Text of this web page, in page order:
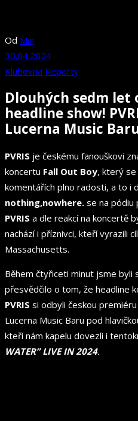
Od Min
30.04.2024
Klubovna Reporty
Dlouhých sedm let
headline show!
Lucerna Music
PVRIS je českému fanouškovi
koncertu Fall Out Boy, který
komentářích plno radosti, a to i
nothing,nowhere. se na pódiu
PVRIS a dle reakcí na koncertě
nachází i příznivci, kteří vyrazili
Massachusetts.
Během čtyřiceti minut jsme byli
přesvědčilo o tom, že headline
PVRIS si odbyli českou
Lucerna Music Baru pod
kteří nám kapelu dovezli i
WATER” LIVE IN 2024.